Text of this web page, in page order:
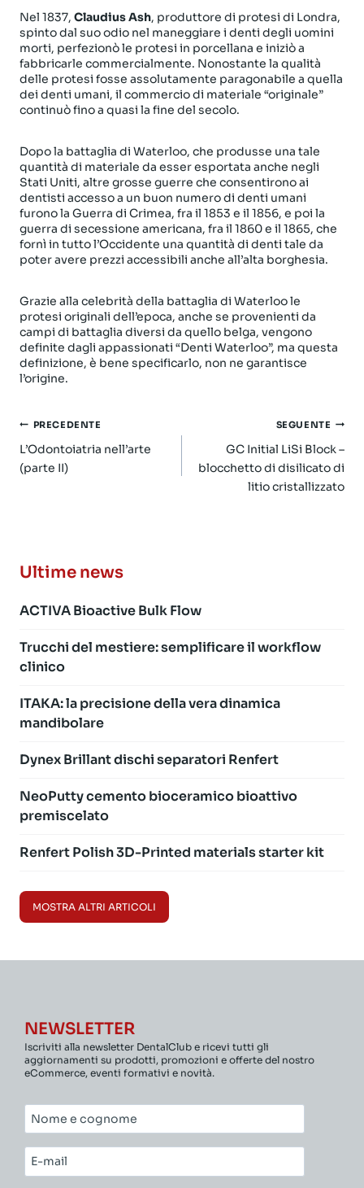
Nel 1837, Claudius Ash, produttore di protesi di Londra,
spinto dal suo odio nel maneggiare i denti degli uomini
morti, perfezionò le protesi in porcellana e iniziò a
fabbricarle commercialmente. Nonostante la qualità
delle protesi fosse assolutamente paragonabile a quella
dei denti umani, il commercio di materiale “originale”
continuò fino a quasi la fine del secolo.
Dopo la battaglia di Waterloo, che produsse una tale
quantità di materiale da esser esportata anche negli
Stati Uniti, altre grosse guerre che consentirono ai
dentisti accesso a un buon numero di denti umani
furono la Guerra di Crimea, fra il 1853 e il 1856, e poi la
guerra di secessione americana, fra il 1860 e il 1865, che
fornì in tutto l’Occidente una quantità di denti tale da
poter avere prezzi accessibili anche all’alta borghesia.
Grazie alla celebrità della battaglia di Waterloo le
protesi originali dell’epoca, anche se provenienti da
campi di battaglia diversi da quello belga, vengono
definite dagli appassionati “Denti Waterloo”, ma questa
definizione, è bene specificarlo, non ne garantisce
l’origine.
Navigazione
articoli
PRECEDENTE
L’Odontoiatria nell’arte
(parte II)
SEGUENTE
GC Initial LiSi Block –
blocchetto di disilicato di
litio cristallizzato
Ultime news
ACTIVA Bioactive Bulk Flow
Trucchi del mestiere: semplificare il workflow
clinico
ITAKA: la precisione della vera dinamica
mandibolare
Dynex Brillant dischi separatori Renfert
NeoPutty cemento bioceramico bioattivo
premiscelato
Renfert Polish 3D-Printed materials starter kit
MOSTRA ALTRI ARTICOLI
NEWSLETTER
Iscriviti alla newsletter DentalClub e ricevi tutti gli
aggiornamenti su prodotti, promozioni e offerte del nostro
eCommerce, eventi formativi e novità.
Nome
e
cognome*
E-
mail*